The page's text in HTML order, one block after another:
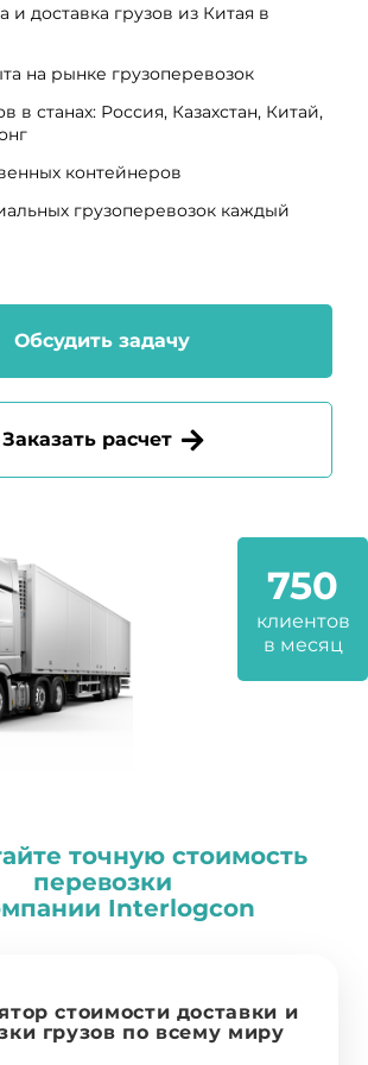
и доставка грузов из Китая в
на рынке грузоперевозок
в станах: Россия, Казахстан, Китай,
контейнеров
грузоперевозок каждый
Обсудить задачу
Заказать расчет
750
клиентов
в месяц
точную стоимость
перевозки
Interlogcon
стоимости доставки и
грузов по всему миру